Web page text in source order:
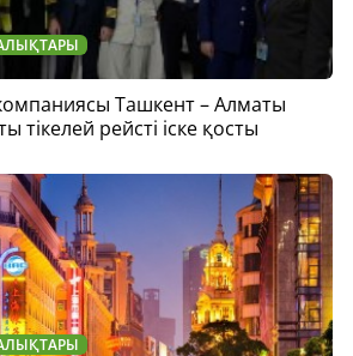
Ташкент – Алматы
тікелей рейсті іске қосты